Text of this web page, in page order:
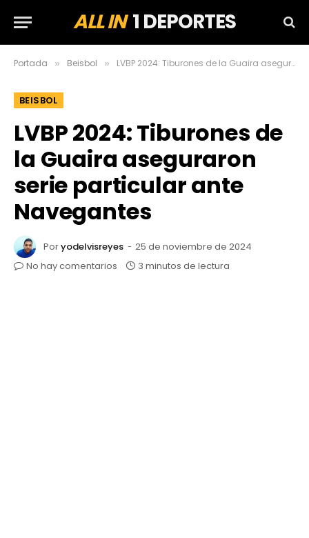
ALL IN1 DEPORTES
Portada » Beisbol » LVBP 2024: Tiburones de la Guaira aseguraron serie particular ante Navegantes
BEISBOL
LVBP 2024: Tiburones de
la Guaira aseguraron
serie particular ante
Navegantes
Poryodelvisreyes
25 de noviembre de 2024
No hay comentarios
3 minutos de lectura